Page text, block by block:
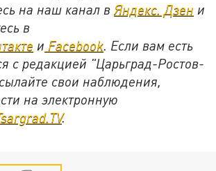
на наш канал в Яндекс. Дзен и
в
и Facebook . Если вам есть
с редакцией "Царьград-Ростов-
свои наблюдения,
на электронную
.